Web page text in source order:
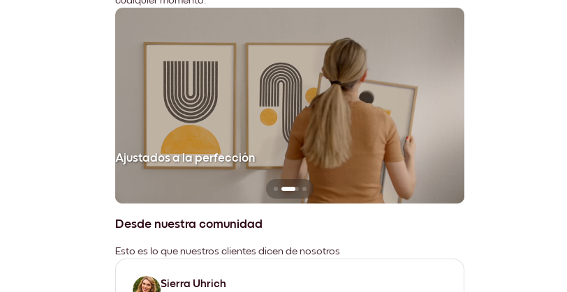
Ajustados a la perfección
Desde nuestra comunidad
Esto es lo que nuestros clientes dicen de nosotros
Sierra Uhrich